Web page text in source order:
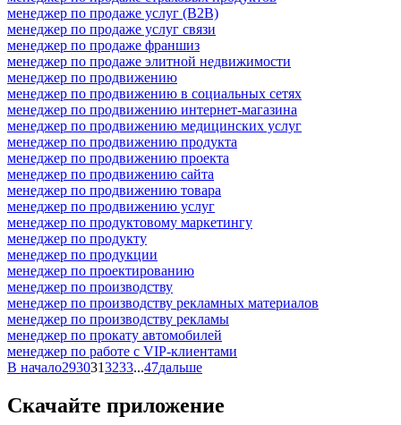
менеджер по продаже услуг (B2B)
менеджер по продаже услуг связи
менеджер по продаже франшиз
менеджер по продаже элитной недвижимости
менеджер по продвижению
менеджер по продвижению в социальных сетях
менеджер по продвижению интернет-магазина
менеджер по продвижению медицинских услуг
менеджер по продвижению продукта
менеджер по продвижению проекта
менеджер по продвижению сайта
менеджер по продвижению товара
менеджер по продвижению услуг
менеджер по продуктовому маркетингу
менеджер по продукту
менеджер по продукции
менеджер по проектированию
менеджер по производству
менеджер по производству рекламных материалов
менеджер по производству рекламы
менеджер по прокату автомобилей
менеджер по работе с VIP-клиентами
В начало2930313233...47дальше
Скачайте приложение